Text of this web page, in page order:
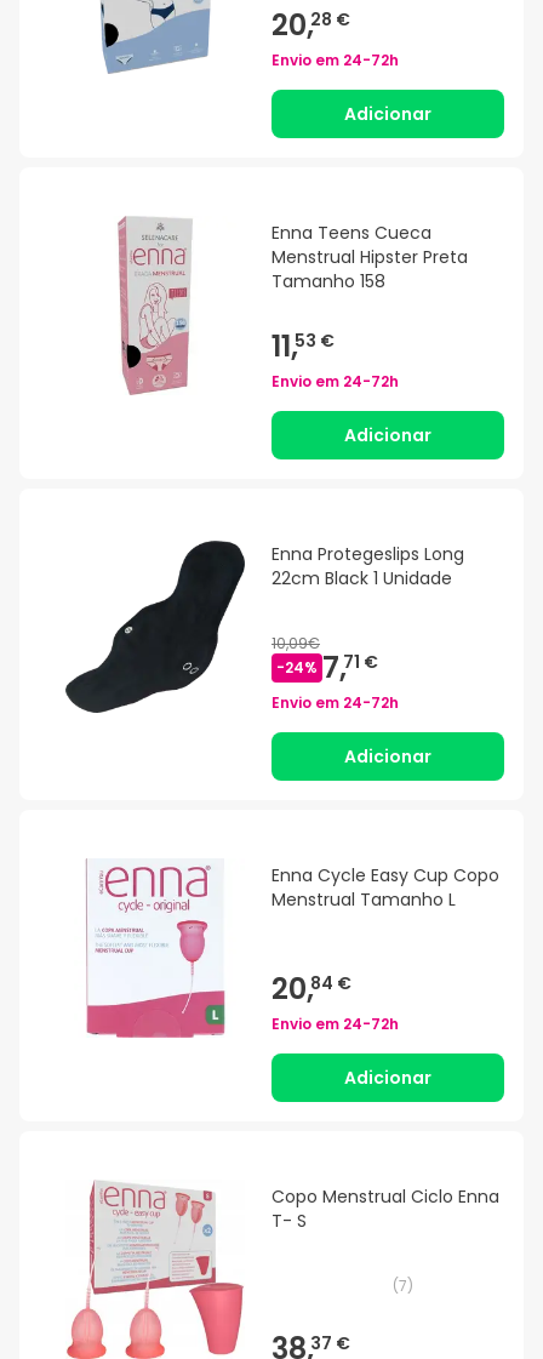
20,28 €
Envio em 24-72h
Adicionar
Enna Teens Cueca
Menstrual Hipster Preta
Tamanho 158
11,53 €
Envio em 24-72h
Adicionar
Enna Protegeslips Long
22cm Black 1 Unidade
10,09€
-24% 7,71 €
Envio em 24-72h
Adicionar
Enna Cycle Easy Cup Copo
Menstrual Tamanho L
20,84 €
Envio em 24-72h
Adicionar
Copo Menstrual Ciclo Enna
T- S
(7)
38,37 €